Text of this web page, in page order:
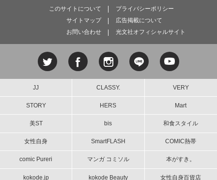
このサイトについて
プライバシーポリシー
サイトマップ
広告掲載について
お問い合わせ
光文社オフィシャルサイト
JJ CLASSY. VERY
STORY HERS Mart
美ST bis 和食スタイル
女性自身 SmartFLASH COMIC熱帯
comic Pureri マンガ コミソル 本がすき。
kokode.jp kokode Beauty 女性自身百貨店